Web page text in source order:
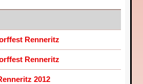
Renneritz
Renneritz
2012